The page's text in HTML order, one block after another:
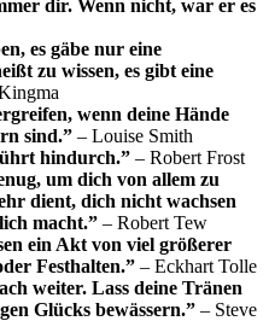
dir. Wenn nicht, war er es
es gäbe nur eine
zu wissen, es gibt eine
wenn deine Hände
sind.” – Louise Smith
hindurch.” – Robert Frost
um dich von allem zu
dient, dich nicht wachsen
macht.” – Robert Tew
ein Akt von viel größerer
Festhalten.” – Eckhart Tolle
weiter. Lass deine Tränen
Glücks bewässern.” – Steve